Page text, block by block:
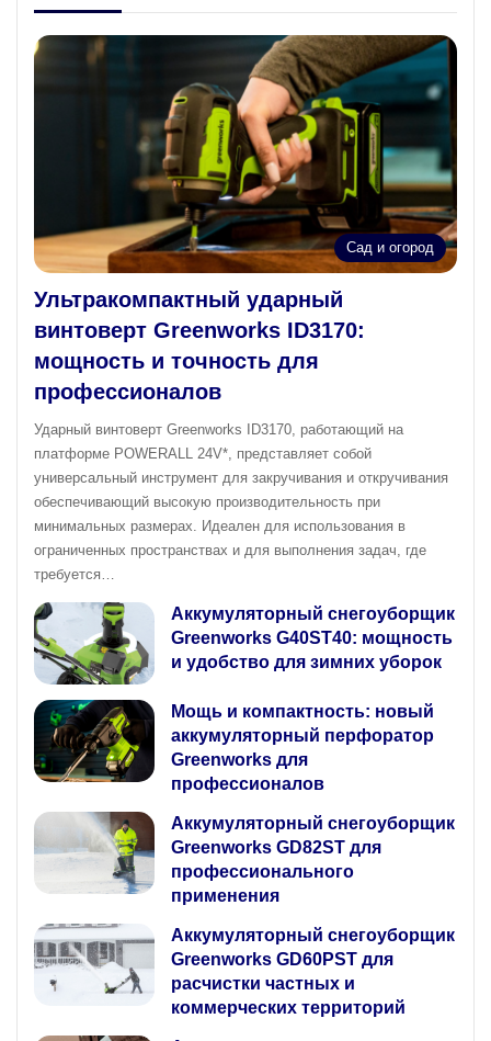
Сад и огород
Ультракомпактный ударный
винтоверт Greenworks ID3170:
мощность и точность для
профессионалов
Ударный винтоверт Greenworks ID3170, работающий на
платформе POWERALL 24V*, представляет собой
универсальный инструмент для закручивания и откручивания
обеспечивающий высокую производительность при
минимальных размерах. Идеален для использования в
ограниченных пространствах и для выполнения задач, где
требуется…
Аккумуляторный снегоуборщик
Greenworks G40ST40: мощность
и удобство для зимних уборок
Мощь и компактность: новый
аккумуляторный перфоратор
Greenworks для
профессионалов
Аккумуляторный снегоуборщик
Greenworks GD82ST для
профессионального
применения
Аккумуляторный снегоуборщик
Greenworks GD60PST для
расчистки частных и
коммерческих территорий